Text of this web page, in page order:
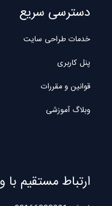
دسترسی سریع
خدمات طراحی سایت
پنل کاربری
قوانین و مقررات
وبلاگ آموزشی
ارتباط مستقیم با